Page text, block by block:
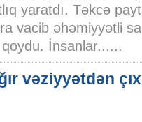
yaratdı. Təkcə
vacib əhəmiyyətli
qoydu. İnsanlar......
vəziyyətdən